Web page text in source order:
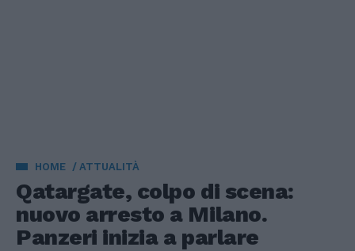
HOME ATTUALITÀ
Qatargate, colpo di scena:
nuovo arresto a Milano.
Panzeri inizia a parlare